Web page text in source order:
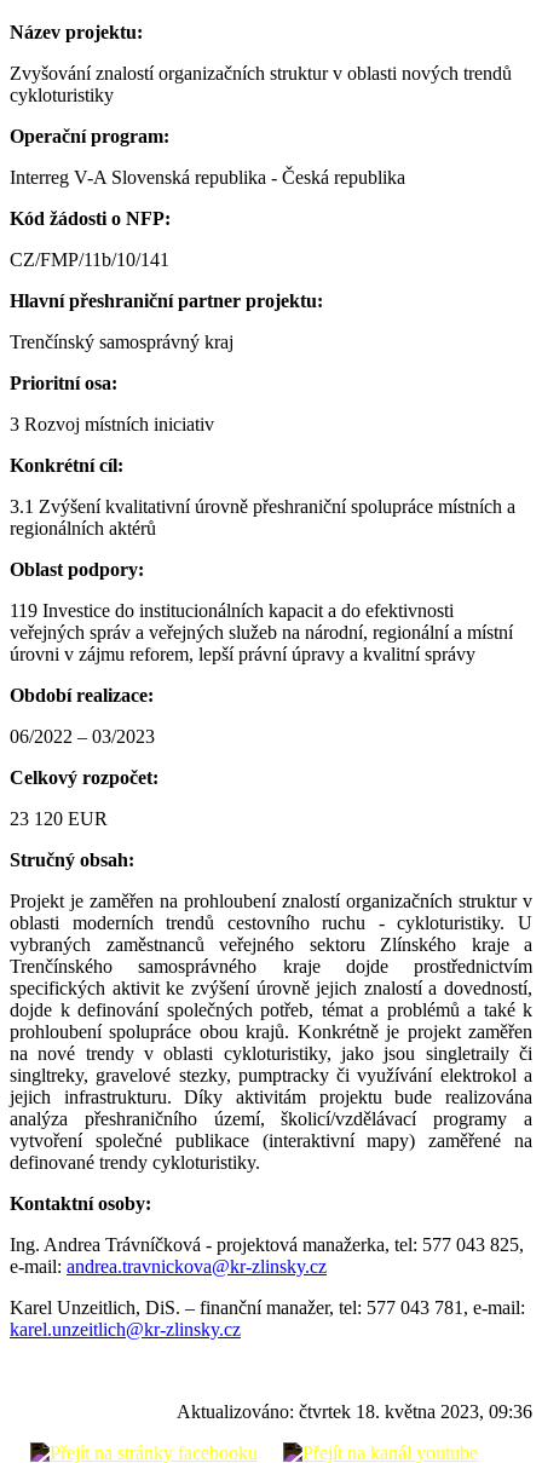
Název projektu:
Zvyšování znalostí organizačních struktur v oblasti nových trendů
cykloturistiky
Operační program:
Interreg V-A Slovenská republika - Česká republika
Kód žádosti o NFP:
CZ/FMP/11b/10/141
Hlavní přeshraniční partner projektu:
Trenčínský samosprávný kraj
Prioritní osa:
3 Rozvoj místních iniciativ
Konkrétní cíl:
3.1 Zvýšení kvalitativní úrovně přeshraniční spolupráce místních a
regionálních aktérů
Oblast podpory:
119 Investice do institucionálních kapacit a do efektivnosti
veřejných správ a veřejných služeb na národní, regionální a místní
úrovni v zájmu reforem, lepší právní úpravy a kvalitní správy
Období realizace:
06/2022 – 03/2023
Celkový rozpočet:
23 120 EUR
Stručný obsah:
Projekt je zaměřen na prohloubení znalostí organizačních struktur v
oblasti moderních trendů cestovního ruchu - cykloturistiky. U
vybraných zaměstnanců veřejného sektoru Zlínského kraje a
Trenčínského samosprávného kraje dojde prostřednictvím
specifických aktivit ke zvýšení úrovně jejich znalostí a dovedností,
dojde k definování společných potřeb, témat a problémů a také k
prohloubení spolupráce obou krajů. Konkrétně je projekt zaměřen
na nové trendy v oblasti cykloturistiky, jako jsou singletraily či
singltreky, gravelové stezky, pumptracky či využívání elektrokol a
jejich infrastrukturu. Díky aktivitám projektu bude realizována
analýza přeshraničního území, školicí/vzdělávací programy a
vytvoření společné publikace (interaktivní mapy) zaměřené na
definované trendy cykloturistiky.
Kontaktní osoby:
Ing. Andrea Trávníčková - projektová manažerka, tel: 577 043 825,
e-mail: andrea.travnickova@kr-zlinsky.cz
Karel Unzeitlich, DiS. – finanční manažer, tel: 577 043 781, e-mail:
karel.unzeitlich@kr-zlinsky.cz
Aktualizováno: čtvrtek 18. května 2023, 09:36